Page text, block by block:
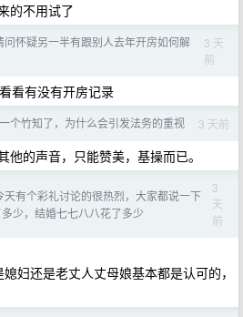
的不用试了
问怀疑另一半有跟别人去年开房如何解
3 天
前
看有没有开房记录
一个竹知了，为什么会引发法务的重视 3 天前
的声音，只能赞美，基操而已。
天有个彩礼讨论的很热烈，大家都说一下
少，结婚七七八八花了多少
3
天
前
妇还是老丈人丈母娘基本都是认可的，